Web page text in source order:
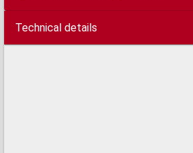
Technical details